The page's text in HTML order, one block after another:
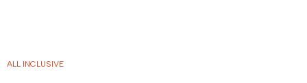
ALL INCLUSIVE